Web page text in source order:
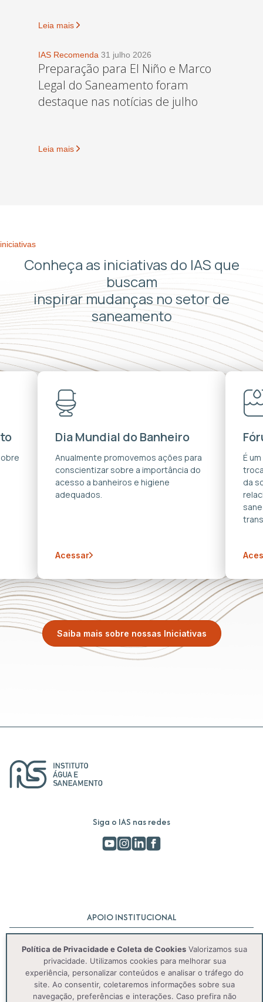
Leia mais
IAS Recomenda 31 julho 2026
Preparação para El Niño e Marco
Legal do Saneamento foram
destaque nas notícias de julho
Leia mais
iniciativas
Conheça as iniciativas do IAS que
buscam
inspirar mudanças no setor de
saneamento
Dia Mundial do Banheiro
Anualmente promovemos ações para
conscientizar sobre a importância do
acesso a banheiros e higiene
adequados.
Acessar
É
da
Saiba mais sobre nossas Iniciativas
Siga o IAS nas redes
APOIO INSTITUCIONAL
Política de Privacidade e Coleta de Cookies Valorizamos sua
privacidade. Utilizamos cookies para melhorar sua
experiência, personalizar conteúdos e analisar o tráfego do
site. Ao consentir, coletaremos informações sobre sua
navegação, preferências e interações. Caso prefira não